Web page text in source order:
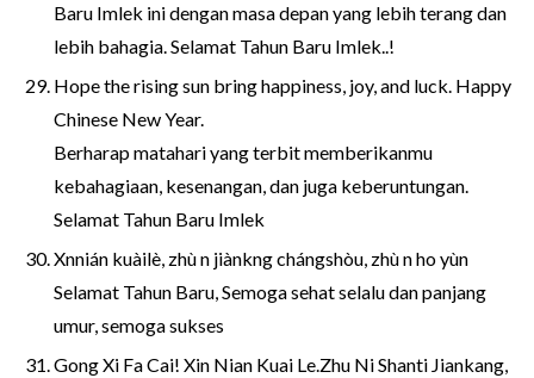
Baru Imlek ini dengan masa depan yang lebih terang dan
lebih bahagia. Selamat Tahun Baru Imlek..!
Hope the rising sun bring happiness, joy, and luck. Happy
Chinese New Year.
Berharap matahari yang terbit memberikanmu
kebahagiaan, kesenangan, dan juga keberuntungan.
Selamat Tahun Baru Imlek
Xnnián kuàilè, zhù n jiànkng chángshòu, zhù n ho yùn
Selamat Tahun Baru, Semoga sehat selalu dan panjang
umur, semoga sukses
Gong Xi Fa Cai! Xin Nian Kuai Le.Zhu Ni Shanti Jiankang,